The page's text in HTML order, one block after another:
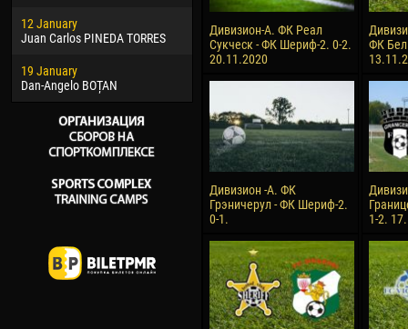
12 January
Juan Carlos PINEDA TORRES
19 January
Dan-Angelo BOȚAN
26 March
Vitor Hugo Morais de OLIVEIRA
28 March
15
17
Дивизион-А. ФК Реал
Сукческ - ФК Шериф-2. 0-2.
20.11.2020
ФК
Дивизион -А. ФК
Грэничерул - ФК Шериф-2.
0-1.
1-2.